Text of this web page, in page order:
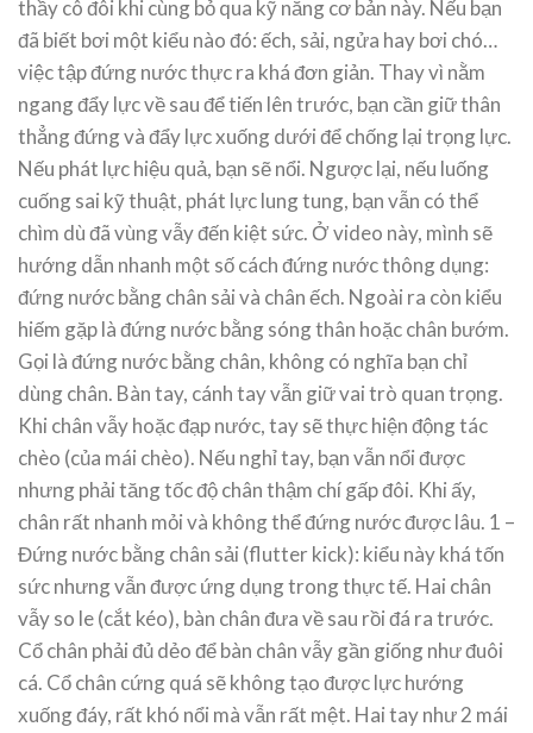
thầy cô đôi khi cùng bỏ qua kỹ năng cơ bản này. Nếu bạn
đã biết bơi một kiểu nào đó: ếch, sải, ngửa hay bơi chó…
việc tập đứng nước thực ra khá đơn giản. Thay vì nằm
ngang đẩy lực về sau để tiến lên trước, bạn cần giữ thân
thẳng đứng và đẩy lực xuống dưới để chống lại trọng lực.
Nếu phát lực hiệu quả, bạn sẽ nổi. Ngược lại, nếu luống
cuống sai kỹ thuật, phát lực lung tung, bạn vẫn có thể
chìm dù đã vùng vẫy đến kiệt sức. Ở video này, mình sẽ
hướng dẫn nhanh một số cách đứng nước thông dụng:
đứng nước bằng chân sải và chân ếch. Ngoài ra còn kiểu
hiếm gặp là đứng nước bằng sóng thân hoặc chân bướm.
Gọi là đứng nước bằng chân, không có nghĩa bạn chỉ
dùng chân. Bàn tay, cánh tay vẫn giữ vai trò quan trọng.
Khi chân vẫy hoặc đạp nước, tay sẽ thực hiện động tác
chèo (của mái chèo). Nếu nghỉ tay, bạn vẫn nổi được
nhưng phải tăng tốc độ chân thậm chí gấp đôi. Khi ấy,
chân rất nhanh mỏi và không thể đứng nước được lâu. 1 –
Đứng nước bằng chân sải (flutter kick): kiểu này khá tốn
sức nhưng vẫn được ứng dụng trong thực tế. Hai chân
vẫy so le (cắt kéo), bàn chân đưa về sau rồi đá ra trước.
Cổ chân phải đủ dẻo để bàn chân vẫy gần giống như đuôi
cá. Cổ chân cứng quá sẽ không tạo được lực hướng
xuống đáy, rất khó nổi mà vẫn rất mệt. Hai tay như 2 mái